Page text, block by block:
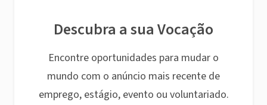
Descubra a sua Vocação
Encontre oportunidades para mudar o
mundo com o anúncio mais recente de
emprego, estágio, evento ou voluntariado.